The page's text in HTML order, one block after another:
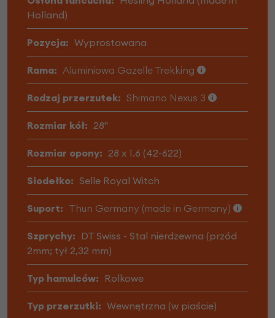
Holland)
Pozycja: Wyprostowana
Rama: Aluminiowa Gazelle Trekking
Rodzaj przerzutek: Shimano Nexus 3
Rozmiar kół: 28"
Rozmiar opony: 28 x 1.6 (42-622)
Siodełko: Selle Royal Witch
Suport: Thun Germany (made in Germany)
Szprychy: DT Swiss - Stal nierdzewna (przód
2mm; tył 2,32 mm)
Typ hamulców: Rolkowe
Typ przerzutki: Wewnętrzna (w piaście)